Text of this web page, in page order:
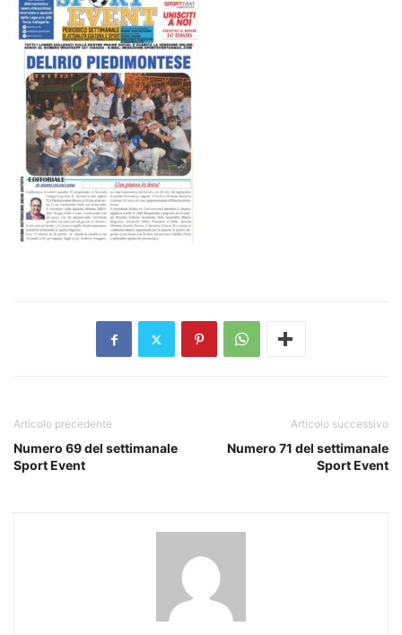
Articolo precedente
Numero 69 del settimanale
Sport Event
Articolo successivo
Numero 71 del settimanale
Sport Event